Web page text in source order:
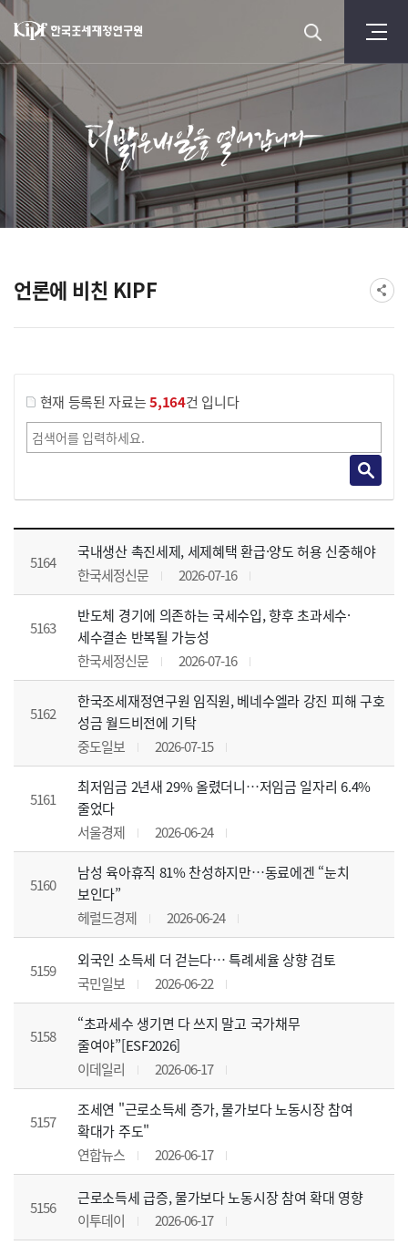
언론에 비친 KIPF
현재 등록된 자료는5,164건 입니다
언론뉴스 목록 - 번호, 언론매체, 보도제목, 등록 정보 제공
5164
국내생산 촉진세제, 세제혜택 환급·양도 허용 신중해야
한국세정신문
2026-07-16
5163
반도체 경기에 의존하는 국세수입, 향후 초과세수·
세수결손 반복될 가능성
한국세정신문
2026-07-16
5162
한국조세재정연구원 임직원, 베네수엘라 강진 피해 구호
성금 월드비전에 기탁
중도일보
2026-07-15
5161
최저임금 2년새 29% 올렸더니…저임금 일자리 6.4%
줄었다
서울경제
2026-06-24
5160
남성 육아휴직 81% 찬성하지만…동료에겐 “눈치
보인다”
헤럴드경제
2026-06-24
5159
외국인 소득세 더 걷는다… 특례세율 상향 검토
국민일보
2026-06-22
5158
“초과세수 생기면 다 쓰지 말고 국가채무
줄여야”[ESF2026]
이데일리
2026-06-17
5157
조세연 "근로소득세 증가, 물가보다 노동시장 참여
확대가 주도"
연합뉴스
2026-06-17
5156
근로소득세 급증, 물가보다 노동시장 참여 확대 영향
이투데이
2026-06-17